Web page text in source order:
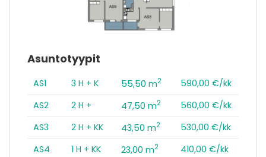
Asuntotyypit
AS1 3 H + K 55,50 m2
590,00 €/kk
AS2
2 H + 47,50 m2
560,00 €/kk
AS3
2 H + KK 43,50 m2
530,00 €/kk
AS4
1 H + KK 23,00 m2
410,00 €/kk